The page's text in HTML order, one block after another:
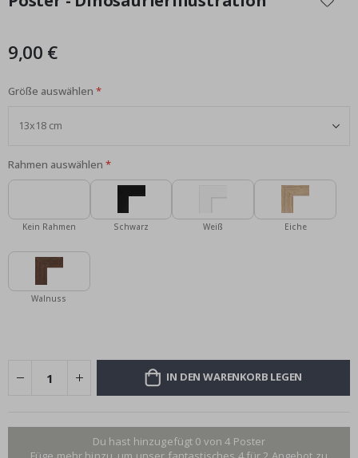
der
9,00 €
Größe auswählen
Rahmen auswählen
Kein Rahmen Schwarz Weiß Eiche
Walnuss
IN DEN WARENKORB LEGEN
Du hast hinzugefügt 0 von 4 Poster